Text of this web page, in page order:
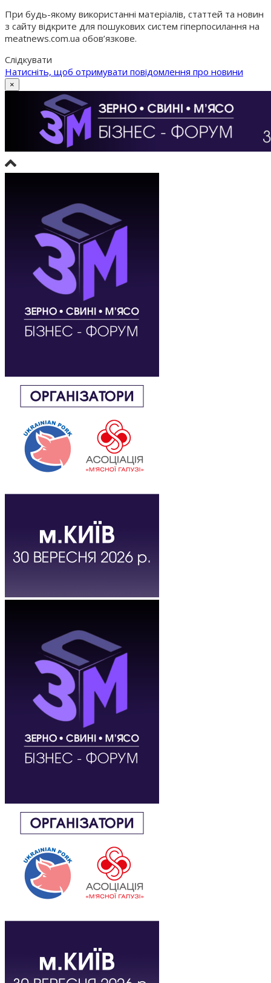
При будь-якому використанні матеріалів, статтей та новин
з сайту відкрите для пошукових систем гіперпосилання на
meatnews.com.ua обов’язкове.
Слідкувати
Натисніть, щоб отримувати повідомлення про новини
×